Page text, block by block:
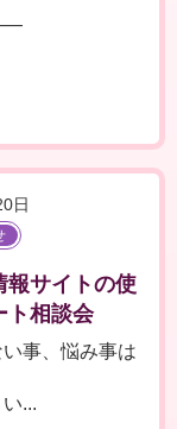
日
報サイトの使
ト相談会
事、悩み事は
...